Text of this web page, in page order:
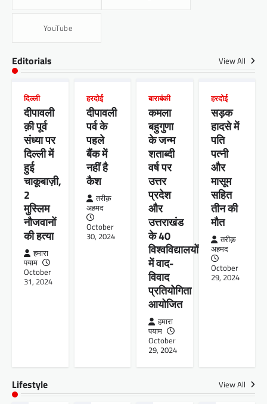
YouTube
Editorials View All
दिल्ली
दीपावली
क़ी पूर्व
संध्या पर
दिल्ली में
हुई
चाकूबाज़ी,
2
मुस्लिम
नौजवानों
की हत्या
हमारा
पयाम
October
31, 2024
हरदोई
दीपावली
पर्व के
पहले
बैंक में
नहीं है
कैश
तरीक़
अहमद
October
30, 2024
बाराबंकी
कमला
बहुगुणा
के जन्म
शताब्दी
वर्ष पर
उत्तर
प्रदेश
और
उत्तराखंड
के 40
विश्वविद्यालयों
में वाद-
विवाद
प्रतियोगिता
आयोजित
हमारा
पयाम
October
29, 2024
हरदोई
सड़क
हादसे में
पति
पत्नी
और
मासूम
सहित
तीन की
मौत
तरीक़
अहमद
October
29, 2024
Lifestyle View All